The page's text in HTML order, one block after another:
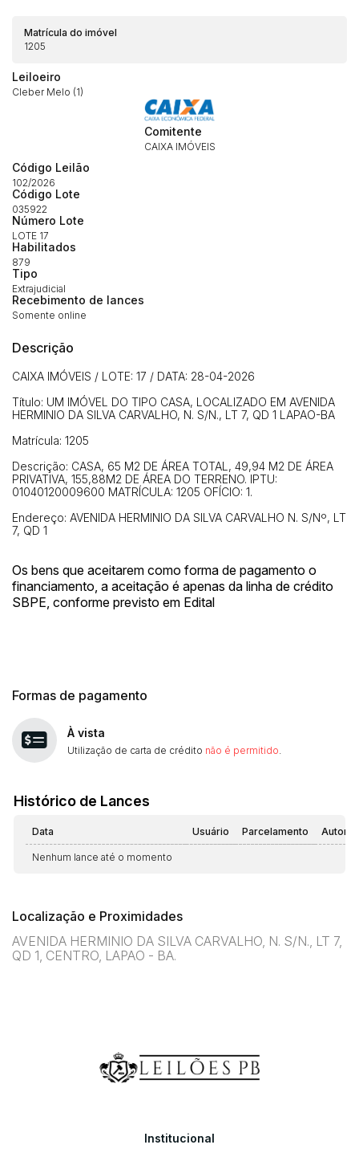
Matrícula do imóvel
1205
Leiloeiro
Cleber Melo (1)
Comitente
CAIXA IMÓVEIS
Código Leilão
102/2026
Código Lote
035922
Número Lote
LOTE 17
Habilitados
879
Tipo
Extrajudicial
Recebimento de lances
Somente online
Descrição
CAIXA IMÓVEIS / LOTE: 17 / DATA: 28-04-2026
Título: UM IMÓVEL DO TIPO CASA, LOCALIZADO EM AVENIDA
HERMINIO DA SILVA CARVALHO, N. S/N., LT 7, QD 1 LAPAO-BA
Matrícula: 1205
Descrição: CASA, 65 M2 DE ÁREA TOTAL, 49,94 M2 DE ÁREA
PRIVATIVA, 155,88M2 DE ÁREA DO TERRENO. IPTU:
01040120009600 MATRÍCULA: 1205 OFÍCIO: 1.
Endereço: AVENIDA HERMINIO DA SILVA CARVALHO N. S/Nº, LT
7, QD 1
Os bens que aceitarem como forma de pagamento o
financiamento, a aceitação é apenas da linha de crédito
SBPE, conforme previsto em Edital
Formas de pagamento
À vista
Utilização de carta de crédito não é permitido
Histórico de Lances
Data Usuário Parcelamento
Nenhum lance até o momento
Localização e Proximidades
AVENIDA HERMINIO DA SILVA CARVALHO, N. S/N., LT 7,
QD 1, CENTRO, LAPAO - BA.
Envie sua Proposta
(Art. 895, CPC)
14/04/2025 18:43:11
Clique aqui para fazer login
Habilite-se para efetuar lances ou
propostas
Institucional